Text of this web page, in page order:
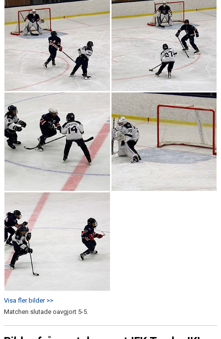
Visa fler bilder >>
Matchen slutade oavgjort 5-5.